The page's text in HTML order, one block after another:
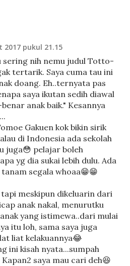
2017 pukul 21.15
sering nih nemu judul Totto-
tertarik. Saya cuma tau ini
doang. Eh..ternyata pas
saya ikutan sedih diawal
anak baik." Kesannya
Gakuen kok bikin sirik
di Indonesia ada sekolah
juga😳 pelajar boleh
yg dia sukai lebih dulu. Ada
segala whoaa😁😁
meskipun dikeluarin dari
anak nakal, menurutku
yang istimewa..dari mulai
itu loh, sama saya juga
liat kelakuannya😂
ini kisah nyata...sumpah
saya mau cari deh😆